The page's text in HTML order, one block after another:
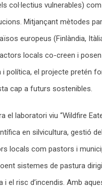
col·lectius vulnerables)
Mitjançant mètodes
europeus (Finlàndia,
locals co-creen i
política, el projecte pretén
cap a futurs sostenibles.
el laboratori viu “Wildfire
en silvicultura, gestió
locals com pastors i
sistemes de pastura
i el risc d’incendis. Amb